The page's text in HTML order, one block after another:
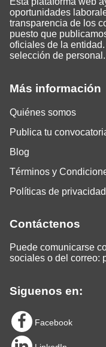
Más información
Quiénes somos
Publica tu
Blog
Términos y
Políticas de privacidad
Contáctenos
Puede comunicarse
sociales o del correo:
Siguenos en:
Facebook
oportunidades
transparencia de los
puesto que
oficiales de la
selección de personal.